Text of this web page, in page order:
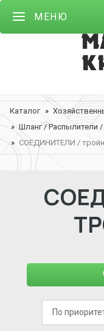
МЕНЮ
Каталог
Шланг / Распылители
СОЕДИНИТЕЛИ /
По